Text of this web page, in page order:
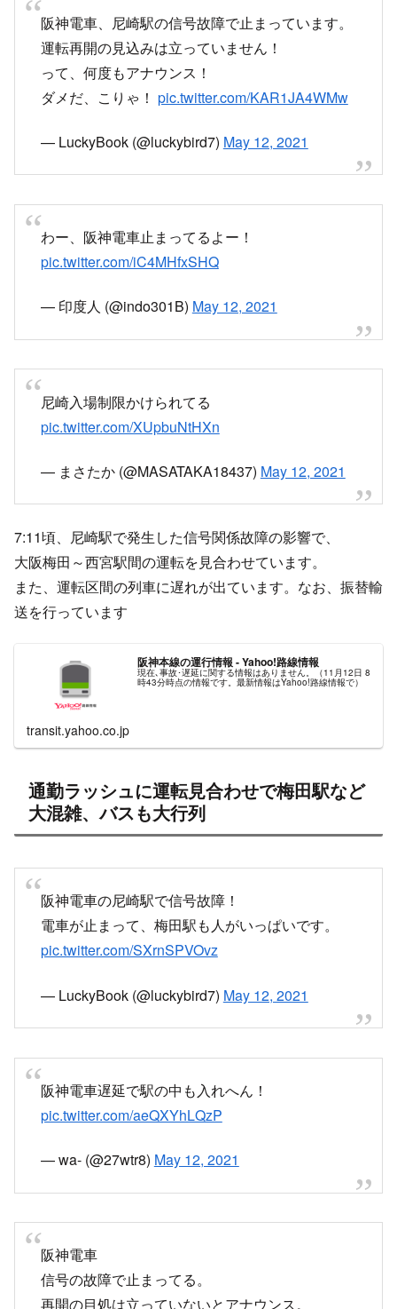
阪神電車、尼崎駅の信号故障で止まっています。
運転再開の見込みは立っていません！
って、何度もアナウンス！
ダメだ、こりゃ！ pic.twitter.com/KAR1JA4WMw
— LuckyBook (@luckybird7) May 12, 2021
わー、阪神電車止まってるよー！
pic.twitter.com/iC4MHfxSHQ
— 印度人 (@indo301B) May 12, 2021
尼崎入場制限かけられてる
pic.twitter.com/XUpbuNtHXn
— まさたか (@MASATAKA18437) May 12, 2021
7:11頃、尼崎駅で発生した信号関係故障の影響で、
大阪梅田～西宮駅間の運転を見合わせています。
また、運転区間の列車に遅れが出ています。なお、振替輸
送を行っています
阪神本線の運行情報 - Yahoo!路線情報
現在､事故･遅延に関する情報はありません。（11月12日 8
時43分時点の情報です。最新情報はYahoo!路線情報で）
transit.yahoo.co.jp
通勤ラッシュに運転見合わせで梅田駅など
大混雑、バスも大行列
阪神電車の尼崎駅で信号故障！
電車が止まって、梅田駅も人がいっぱいです。
pic.twitter.com/SXrnSPVOvz
— LuckyBook (@luckybird7) May 12, 2021
阪神電車遅延で駅の中も入れへん！
pic.twitter.com/aeQXYhLQzP
— wa- (@27wtr8) May 12, 2021
阪神電車
信号の故障で止まってる。
再開の目処は立っていないとアナウンス。